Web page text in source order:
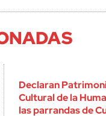
Declaran
Cultural de la
las parrandas de